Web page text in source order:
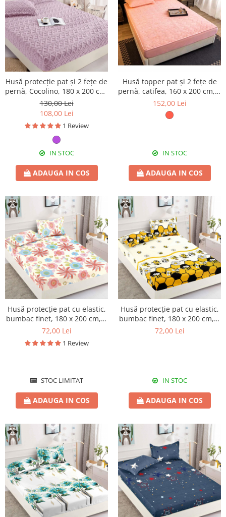
Husă protecție pat și 2 fețe de
pernă, Cocolino, 180 x 200 cm,
3 piese, HPP64
130,00 Lei
108,00 Lei
1 Review
IN STOC
ADAUGA IN COS
Husă topper pat și 2 fețe de
pernă, catifea, 160 x 200 cm, 3
piese, HPP76
152,00 Lei
IN STOC
ADAUGA IN COS
Husă protecție pat cu elastic,
bumbac finet, 180 x 200 cm, 3
piese, HPP01
72,00 Lei
1 Review
STOC LIMITAT
ADAUGA IN COS
Husă protecție pat cu elastic,
bumbac finet, 180 x 200 cm, 3
piese, HPP02
72,00 Lei
IN STOC
ADAUGA IN COS